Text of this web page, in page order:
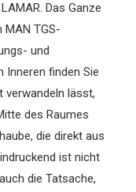
Das Ganze
TGS-
und
Inneren finden Sie
verwandeln lässt,
des Raumes
die direkt aus
ist nicht
die Tatsache,